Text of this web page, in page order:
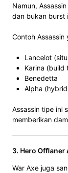
Namun,
dan bukan burst
Contoh Assassin
Lancelot
Karina (build
Benedetta
Alpha
Assassin tipe ini
memberikan
3. Hero Offlaner
War Axe juga